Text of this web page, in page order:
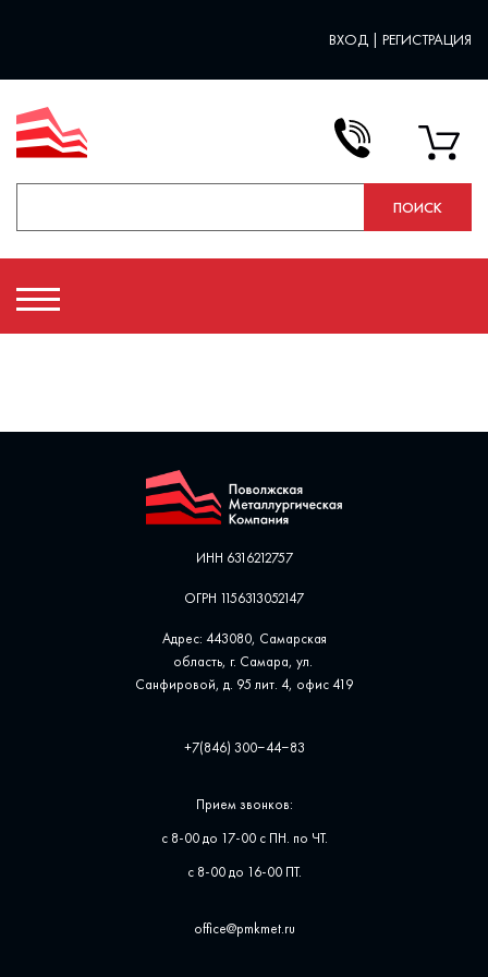
ВХОД | РЕГИСТРАЦИЯ
ИНН 6316212757
ОГРН 1156313052147
Адрес: 443080, Самарская
область, г. Самара, ул. ​
Санфировой, д. 95 лит. 4, офис ​419
+7(846) 300‒44‒83
Прием звонков:
с 8-00 до 17-00 с ПН. по ЧТ.
с 8-00 до 16-00 ПТ.
office@pmkmet.ru